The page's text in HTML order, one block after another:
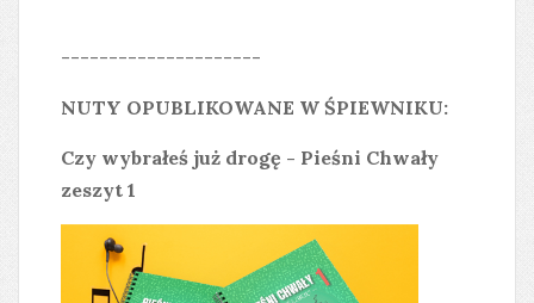
---------------------
NUTY OPUBLIKOWANE W ŚPIEWNIKU:
Czy wybrałeś już drogę - Pieśni Chwały
zeszyt 1